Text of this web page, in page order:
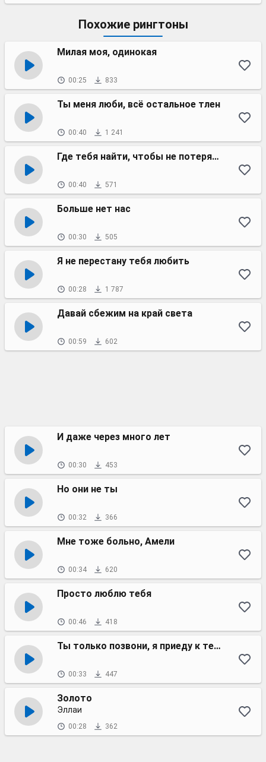
Похожие рингтоны
Милая моя, одинокая
00:25 833
Ты меня люби, всё остальное тлен
00:40 1 241
Где тебя найти, чтобы не потерять?
00:40 571
Больше нет нас
00:30 505
Я не перестану тебя любить
00:28 1 787
Давай сбежим на край света
00:59 602
И даже через много лет
00:30 453
Но они не ты
00:32 366
Мне тоже больно, Амели
00:34 620
Просто люблю тебя
00:46 418
Ты только позвони, я приеду к тебе
00:33 447
Золото
Эллаи
00:28 362